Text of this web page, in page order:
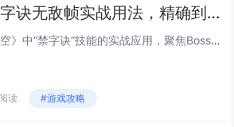
黑神话，悟空禁字诀无敌帧实战用法，精确到帧的Boss战躲避与反击连招指南
本文详解《黑神话：悟空》中“禁字诀”技能的实战应用，聚焦Boss战中的无敌帧机制，通过逐帧分析，指出禁字诀在释放瞬间（第...
读 #游戏攻略